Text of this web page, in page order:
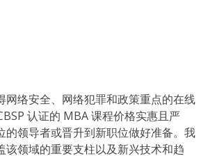
网络安全、网络犯罪和政策重点的在线
认证的 MBA 课程价格实惠且严
的领导者或晋升到新职位做好准备。我
该领域的重要支柱以及新兴技术和趋